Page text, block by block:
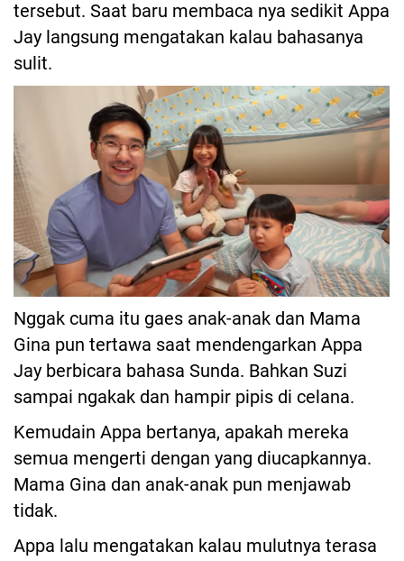
tersebut. Saat baru membaca nya sedikit Appa
Jay langsung mengatakan kalau bahasanya
sulit.
Nggak cuma itu gaes anak-anak dan Mama
Gina pun tertawa saat mendengarkan Appa
Jay berbicara bahasa Sunda. Bahkan Suzi
sampai ngakak dan hampir pipis di celana.
Kemudain Appa bertanya, apakah mereka
semua mengerti dengan yang diucapkannya.
Mama Gina dan anak-anak pun menjawab
tidak.
Appa lalu mengatakan kalau mulutnya terasa